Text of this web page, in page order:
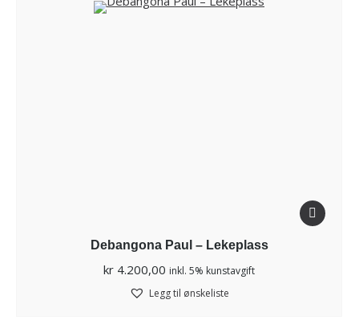
Debangona Paul – Lekeplass
kr 4.200,00 inkl. 5% kunstavgift
Legg til ønskeliste